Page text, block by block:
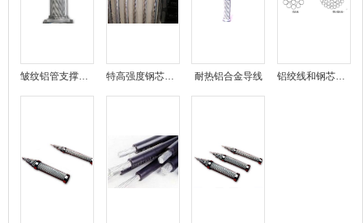
皱纹铝管支撑空心扩径母线 特高强度钢芯软铝铰线 耐热铝合金导线 铝绞线和钢芯铝绞线